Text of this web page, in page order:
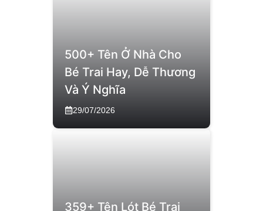
500+ Tên Ở Nhà Cho
Bé Trai Hay, Dễ Thương
Và Ý Nghĩa
29/07/2026
359+ Tên Lót Bé Trai